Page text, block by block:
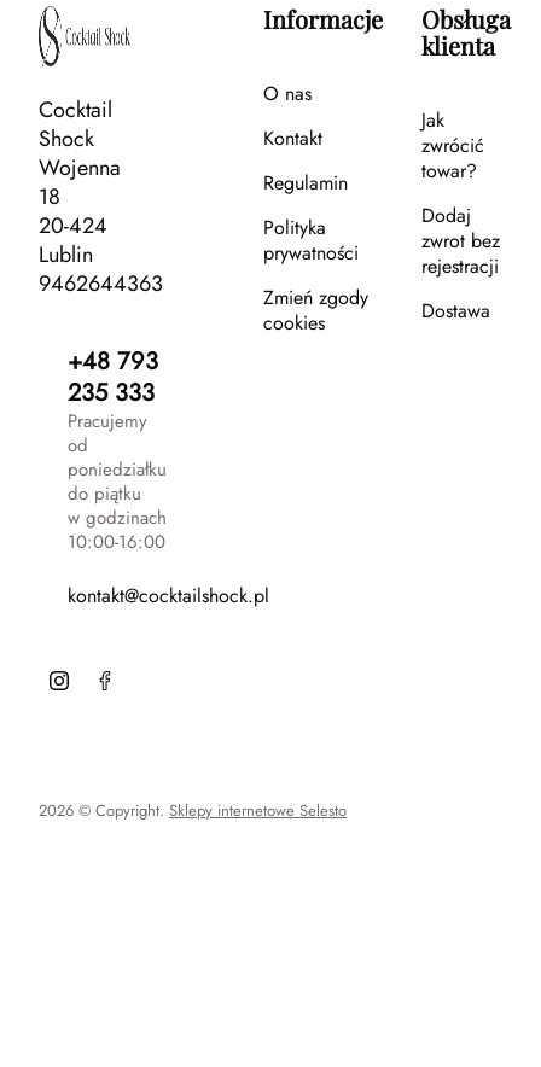
Cocktail
Shock
Wojenna
18
20-424
Lublin
9462644363
+48 793
235 333
Pracujemy
od
poniedziałku
do piątku
w godzinach
10:00-16:00
kontakt@cocktailshock.pl
Informacje
O nas
Kontakt
Regulamin
Polityka
prywatności
Zmień zgody
cookies
Obsługa
klienta
Jak
zwrócić
towar?
Dodaj
zwrot bez
rejestracji
Dostawa
2026 © Copyright. Sklepy internetowe Selesto